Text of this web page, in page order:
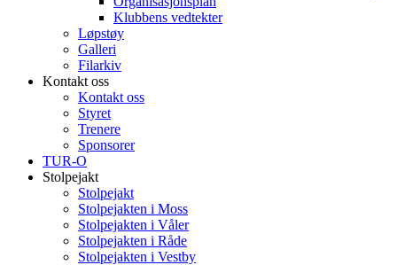
Klubbens vedtekter
Løpstøy
Galleri
Filarkiv
Kontakt oss
Kontakt oss
Styret
Trenere
Sponsorer
TUR-O
Stolpejakt
Stolpejakt
Stolpejakten i Moss
Stolpejakten i Våler
Stolpejakten i Råde
Stolpejakten i Vestby